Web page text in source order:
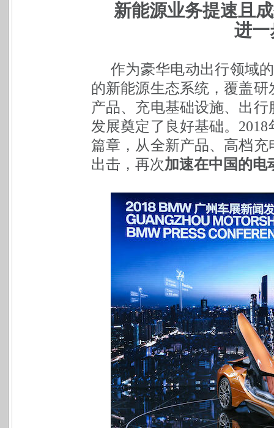
新能源业务提速且
进一
作为豪华电动出行领域
的新能源生态系统，覆盖
产品、充电基础设施、出
发展奠定了良好基础。
篇章，从全新产品、高档
出击，再次加速在中国的电